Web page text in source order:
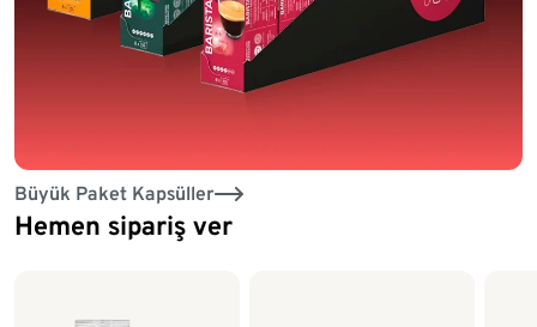
Büyük Paket Kapsüller
Hemen sipariş ver
Liste sonu